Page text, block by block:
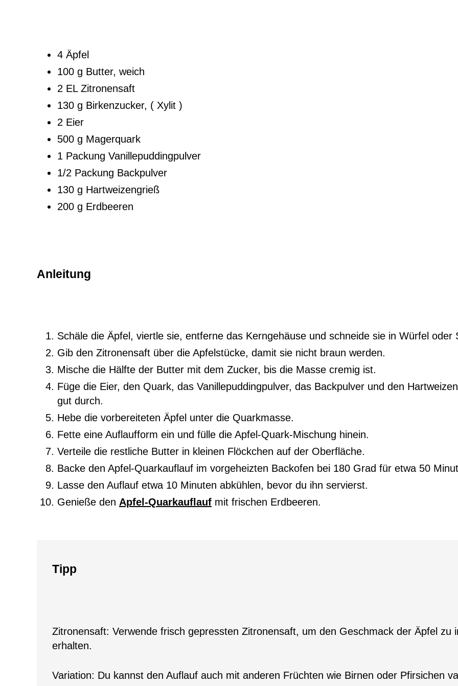
4 Äpfel
100 g Butter, weich
2 EL Zitronensaft
130 g Birkenzucker, ( Xylit )
2 Eier
500 g Magerquark
1 Packung Vanillepuddingpulver
1/2 Packung Backpulver
130 g Hartweizengrieß
200 g Erdbeeren
Anleitung
Schäle die Äpfel, viertle sie, entferne das Kerngehäuse und schneide sie in Würfel oder
Gib den Zitronensaft über die Apfelstücke, damit sie nicht braun werden.
Mische die Hälfte der Butter mit dem Zucker, bis die Masse cremig ist.
Füge die Eier, den Quark, das Vanillepuddingpulver, das Backpulver und den
gut durch.
Hebe die vorbereiteten Äpfel unter die Quarkmasse.
Fette eine Auflaufform ein und fülle die Apfel-Quark-Mischung hinein.
Verteile die restliche Butter in kleinen Flöckchen auf der Oberfläche.
Backe den Apfel-Quarkauflauf im vorgeheizten Backofen bei 180 Grad für etwa 50
Lasse den Auflauf etwa 10 Minuten abkühlen, bevor du ihn servierst.
Genieße den Apfel-Quarkauflauf mit frischen Erdbeeren.
Tipp
Zitronensaft: Verwende frisch gepressten Zitronensaft, um den Geschmack der Äpfel zu
erhalten.
Variation: Du kannst den Auflauf auch mit anderen Früchten wie Birnen oder Pfirsichen